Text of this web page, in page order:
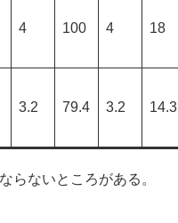
4 100 4 18
3.2 79.4 3.2 14.3
らないところがある。